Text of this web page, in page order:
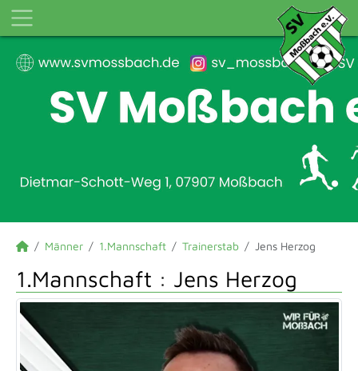
Männer 1.Mannschaft Trainerstab Jens Herzog
1.Mannschaft : Jens Herzog